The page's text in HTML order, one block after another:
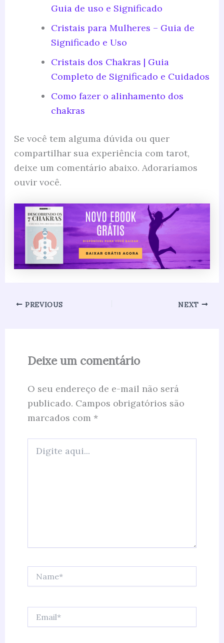
Guia de uso e Significado
Cristais para Mulheres – Guia de
Significado e Uso
Cristais dos Chakras | Guia
Completo de Significado e Cuidados
Como fazer o alinhamento dos
chakras
Se você tem alguma dúvida ou quer
compartilhar sua experiência com tarot,
deixe um comentário abaixo. Adoraríamos
ouvir você.
PREVIOUS NEXT
Deixe um comentário
O seu endereço de e-mail não será
publicado. Campos obrigatórios são
marcados com *
aqui...